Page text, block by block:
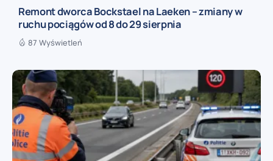
Remont dworca Bockstael na Laeken – zmiany w
ruchu pociągów od 8 do 29 sierpnia
87 Wyświetleń